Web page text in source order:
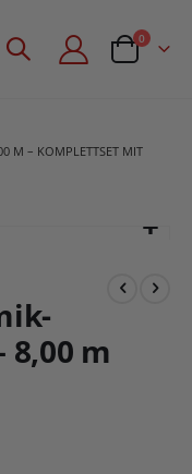
0 Artikel
M – KOMPLETTSET MIT
8,00 m